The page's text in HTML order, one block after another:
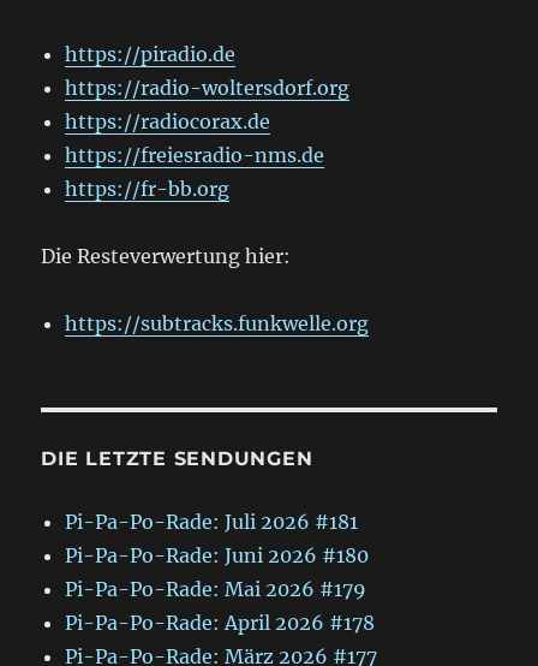
https://piradio.de
https://radio-woltersdorf.org
https://radiocorax.de
https://freiesradio-nms.de
https://fr-bb.org
Die Resteverwertung hier:
https://subtracks.funkwelle.org
DIE LETZTE SENDUNGEN
Pi-Pa-Po-Rade: Juli 2026 #181
Pi-Pa-Po-Rade: Juni 2026 #180
Pi-Pa-Po-Rade: Mai 2026 #179
Pi-Pa-Po-Rade: April 2026 #178
Pi-Pa-Po-Rade: März 2026 #177